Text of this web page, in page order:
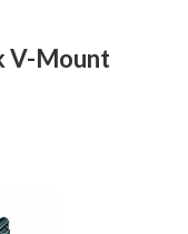
V-Mount